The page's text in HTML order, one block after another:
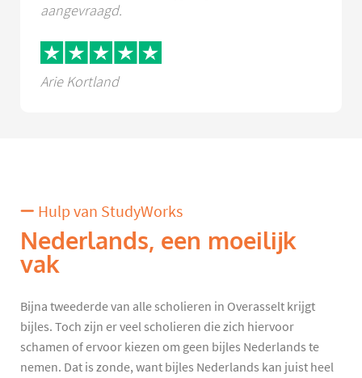
aangevraagd.
Arie Kortland
Hulp van StudyWorks
Nederlands, een moeilijk
vak
Bijna tweederde van alle scholieren in Overasselt krijgt
bijles. Toch zijn er veel scholieren die zich hiervoor
schamen of ervoor kiezen om geen bijles Nederlands te
nemen. Dat is zonde, want bijles Nederlands kan juist heel